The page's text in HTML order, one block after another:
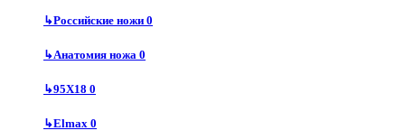
↳Российские ножи 0
↳Анатомия ножа 0
↳95Х18 0
↳Elmax 0